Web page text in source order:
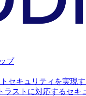
プ
セキュリティを実現
ラストに対応するセキ